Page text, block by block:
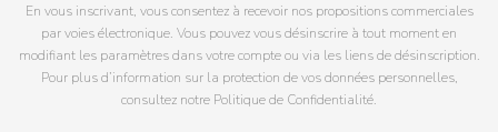
En vous inscrivant, vous consentez à recevoir nos propositions commerciales
par voies électronique. Vous pouvez vous désinscrire à tout moment en
modifiant les paramètres dans votre compte ou via les liens de désinscription.
Pour plus d’information sur la protection de vos données personnelles,
consultez notre Politique de Confidentialité.